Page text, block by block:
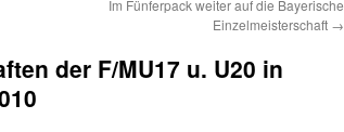
Im Fünferpack weiter auf die Bayerische
Einzelmeisterschaft →
der F/MU17 u. U20 in